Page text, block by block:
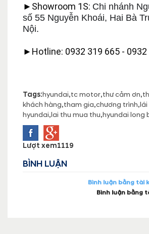
►Showroom 1S: Chi nhánh
số 55 Nguyễn Khoái, Hai Bà
Nội.
►Hotline: 0932 319 665 - 0932
Tags:hyundai,tc motor,thư cảm ơn,
khách hàng,tham gia,chương trình,lái
hyundai,lai thu mua thu,hyundai long
Lượt xem1119
BÌNH LUẬN
Bình luận bằng tài
Bình luận bằng